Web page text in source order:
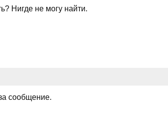
Нигде не могу найти.
сообщение.